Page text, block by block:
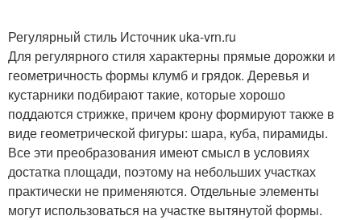
Регулярный стиль Источник uka-vrn.ru
Для регулярного стиля характерны прямые дорожки и
геометричность формы клумб и грядок. Деревья и
кустарники подбирают такие, которые хорошо
поддаются стрижке, причем крону формируют также в
виде геометрической фигуры: шара, куба, пирамиды.
Все эти преобразования имеют смысл в условиях
достатка площади, поэтому на небольших участках
практически не применяются. Отдельные элементы
могут использоваться на участке вытянутой формы.